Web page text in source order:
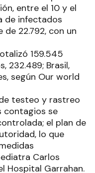
entre el 10 y el
de infectados
22.792, con un
159.545
232.489; Brasil,
según Our world
testeo y rastreo
contagios se
el plan de
lo que
Carlos
Hospital Garrahan.